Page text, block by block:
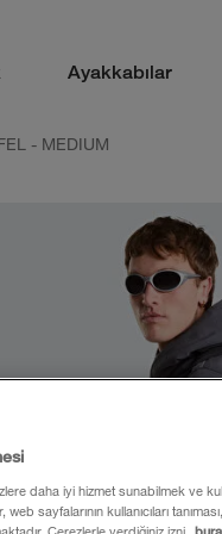
Ayakkabılar
- MEDIUM
daha iyi hizmet sunabilmek ve
web sayfalarının kullanıcıları
Çerezlerle verdiğiniz izni